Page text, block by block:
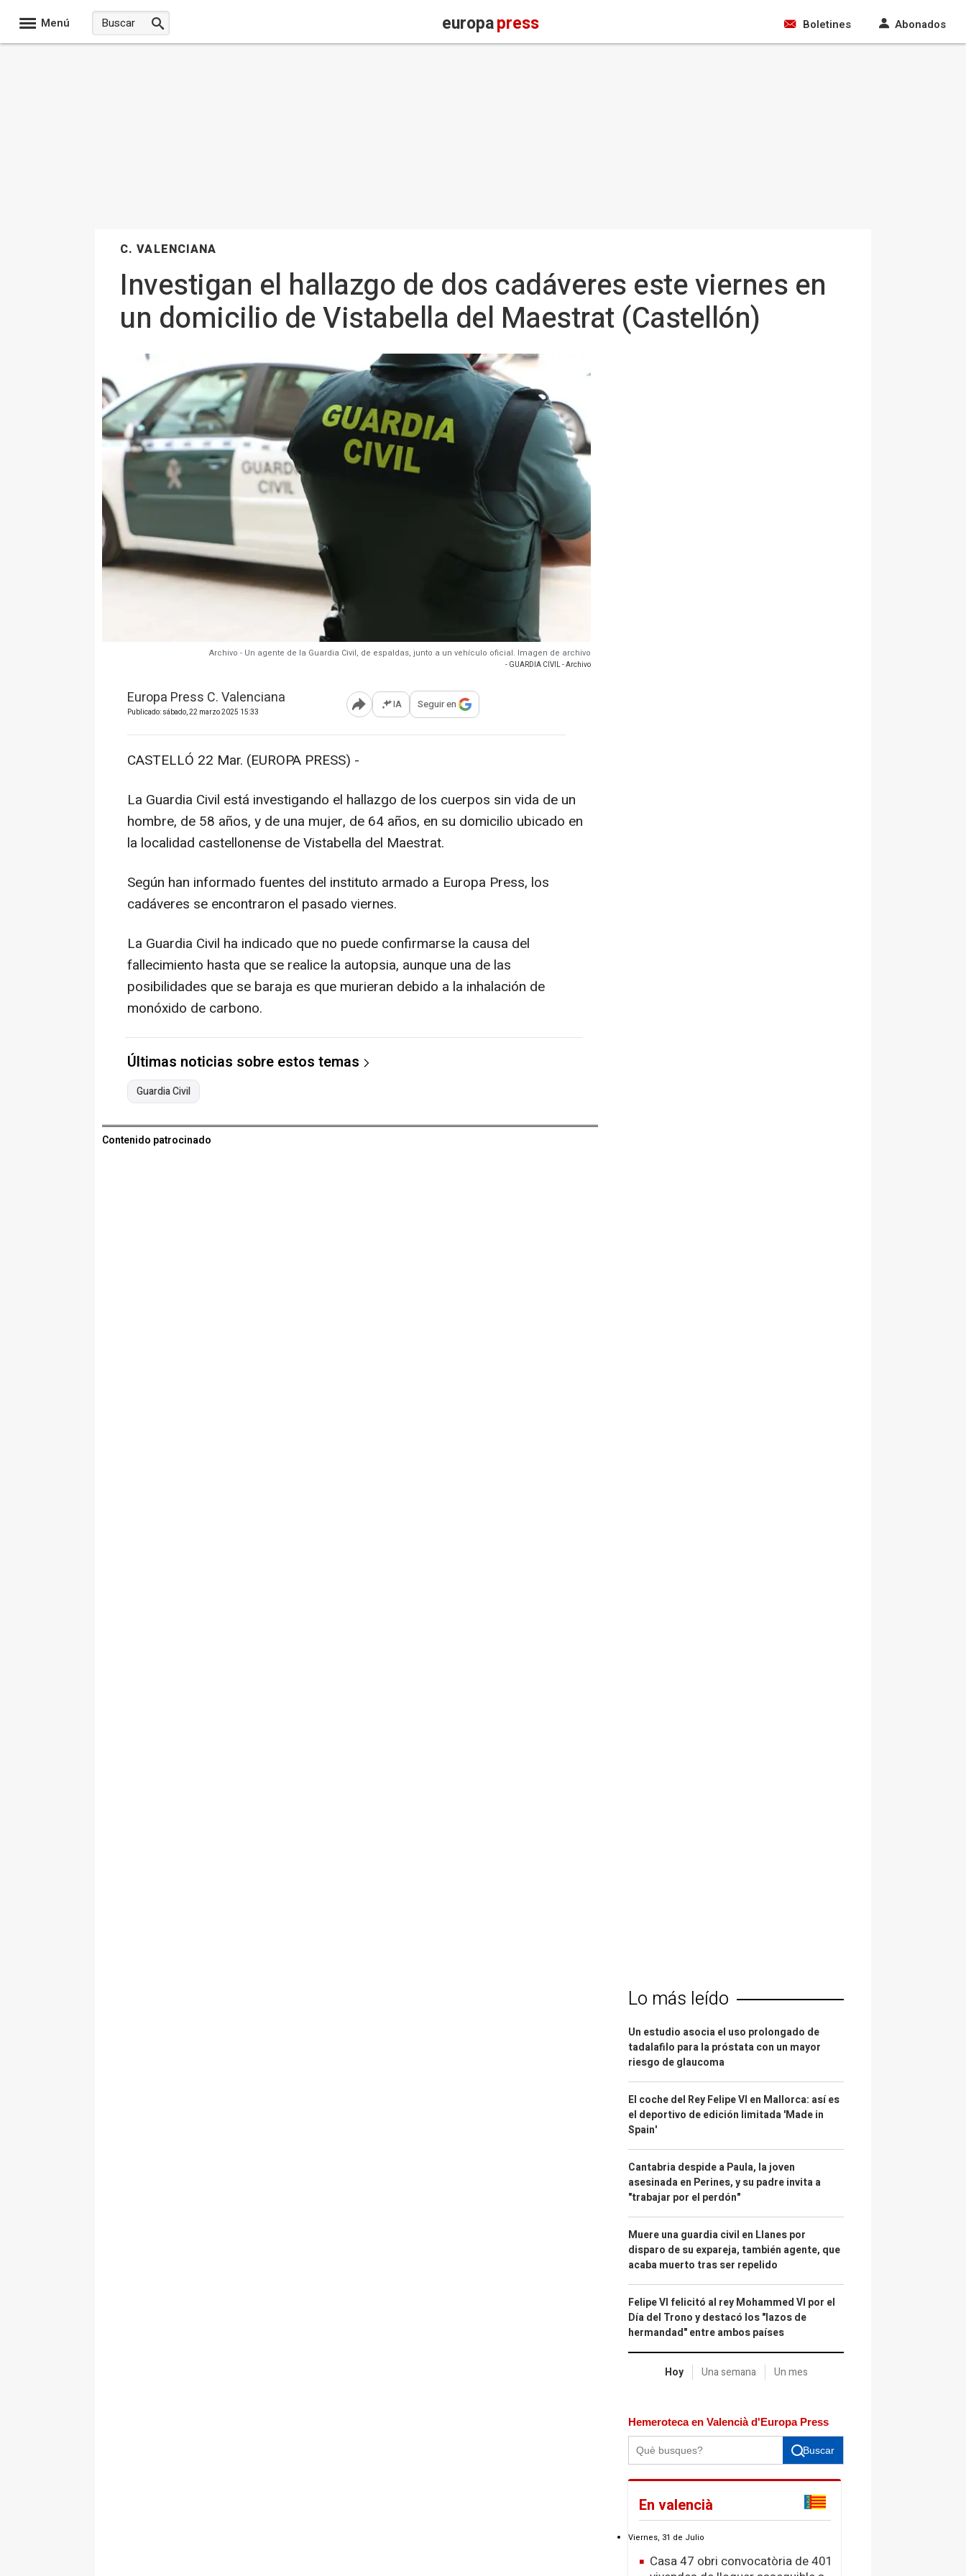
Menú europapress Boletines Abonados
C. VALENCIANA
Investigan el hallazgo de dos cadáveres este viernes en
un domicilio de Vistabella del Maestrat (Castellón)
Archivo - Un agente de la Guardia Civil, de espaldas, junto a un vehículo oficial. Imagen de archivo
- GUARDIA CIVIL - Archivo
Europa Press C. Valenciana
Publicado: sábado, 22 marzo 2025 15:33 Abrir opciones para compartir
IA Seguir en
CASTELLÓ 22 Mar. (EUROPA PRESS) -
La Guardia Civil está investigando el hallazgo de los cuerpos sin vida de un
hombre, de 58 años, y de una mujer, de 64 años, en su domicilio ubicado en
la localidad castellonense de Vistabella del Maestrat.
Según han informado fuentes del instituto armado a Europa Press, los
cadáveres se encontraron el pasado viernes.
La Guardia Civil ha indicado que no puede confirmarse la causa del
fallecimiento hasta que se realice la autopsia, aunque una de las
posibilidades que se baraja es que murieran debido a la inhalación de
monóxido de carbono.
Últimas noticias sobre estos temas
Guardia Civil
Contenido patrocinado
Lo más leído
Un estudio asocia el uso prolongado de
tadalafilo para la próstata con un mayor
riesgo de glaucoma
El coche del Rey Felipe VI en Mallorca: así es
el deportivo de edición limitada 'Made in
Spain'
Cantabria despide a Paula, la joven
asesinada en Perines, y su padre invita a
"trabajar por el perdón"
Muere una guardia civil en Llanes por
disparo de su expareja, también agente, que
acaba muerto tras ser repelido
Felipe VI felicitó al rey Mohammed VI por el
Día del Trono y destacó los "lazos de
hermandad" entre ambos países
Hoy Una semana Un mes
Hemeroteca en Valencià d'Europa Press
Buscar
En valencià
Viernes, 31 de Julio
Casa 47 obri convocatòria de 401